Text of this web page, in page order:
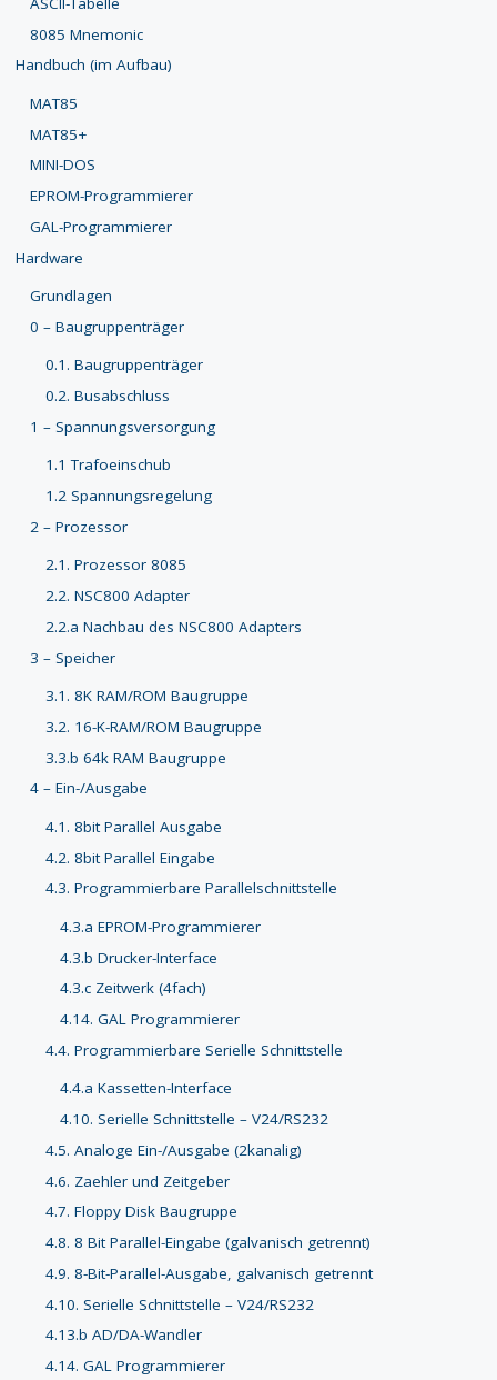
8085 Mnemonic
Handbuch (im Aufbau)
MAT85
MAT85+
MINI-DOS
EPROM-Programmierer
GAL-Programmierer
Hardware
Grundlagen
0 – Baugruppenträger
0.1. Baugruppenträger
0.2. Busabschluss
1 – Spannungsversorgung
1.1 Trafoeinschub
1.2 Spannungsregelung
2 – Prozessor
2.1. Prozessor 8085
2.2. NSC800 Adapter
2.2.a Nachbau des NSC800 Adapters
3 – Speicher
3.1. 8K RAM/ROM Baugruppe
3.2. 16-K-RAM/ROM Baugruppe
3.3.b 64k RAM Baugruppe
4 – Ein-/Ausgabe
4.1. 8bit Parallel Ausgabe
4.2. 8bit Parallel Eingabe
4.3. Programmierbare Parallelschnittstelle
4.3.a EPROM-Programmierer
4.3.b Drucker-Interface
4.3.c Zeitwerk (4fach)
4.14. GAL Programmierer
4.4. Programmierbare Serielle Schnittstelle
4.4.a Kassetten-Interface
4.10. Serielle Schnittstelle – V24/RS232
4.5. Analoge Ein-/Ausgabe (2kanalig)
4.6. Zaehler und Zeitgeber
4.7. Floppy Disk Baugruppe
4.8. 8 Bit Parallel-Eingabe (galvanisch getrennt)
4.9. 8-Bit-Parallel-Ausgabe, galvanisch getrennt
4.10. Serielle Schnittstelle – V24/RS232
4.13.b AD/DA-Wandler
4.14. GAL Programmierer